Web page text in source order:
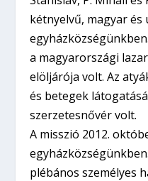
kétnyelvű, magyar
egyházközségünkben.
a magyarországi
elöljárója volt. Az
és betegek
szerzetesnővér volt.
A misszió 2012.
plébános személyes